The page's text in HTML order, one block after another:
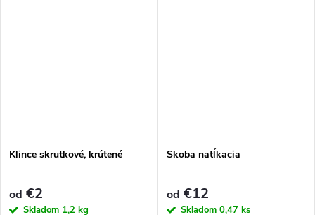
Klince skrutkové, krútené
od €2
Skladom 1,2 kg
Skoba natĺkacia
od €12
Skladom 0,47 ks